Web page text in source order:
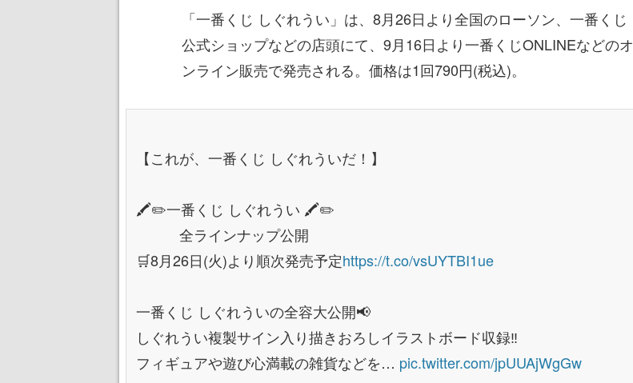
「一番くじ しぐれうい」は、8月26日より全国のローソン、一番くじ
公式ショップなどの店頭にて、9月16日より一番くじONLINEなどのオ
ンライン販売で発売される。価格は1回790円(税込)。
【これが、一番くじ しぐれういだ！】
🖍✏一番くじ しぐれうい 🖍✏
全ラインナップ公開
🛒8月26日(火)より順次発売予定https://t.co/vsUYTBI1ue
一番くじ しぐれういの全容大公開📢
しぐれうい複製サイン入り描きおろしイラストボード収録‼️
フィギュアや遊び心満載の雑貨などを… pic.twitter.com/jpUUAjWgGw